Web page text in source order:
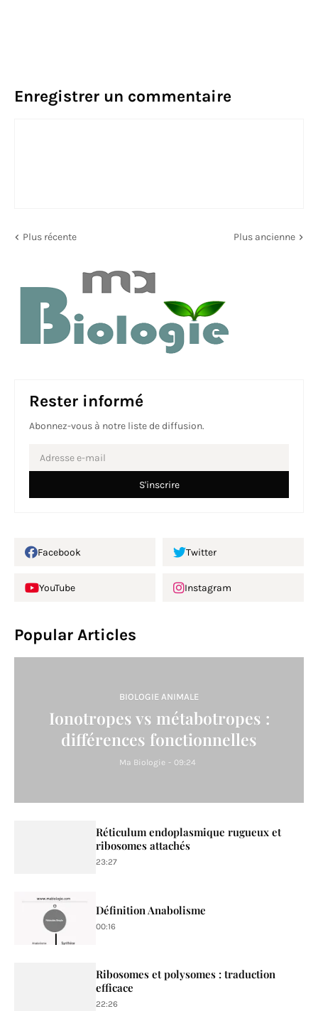
Enregistrer un commentaire
Plus récente Plus ancienne
Rester informé
Abonnez-vous à notre liste de diffusion.
Facebook Twitter
YouTube Instagram
Popular Articles
BIOLOGIE ANIMALE
Ionotropes vs métabotropes :
différences fonctionnelles
Ma Biologie - 09:24
Réticulum endoplasmique rugueux et
ribosomes attachés
23:27
Définition Anabolisme
00:16
Ribosomes et polysomes : traduction
efficace
22:26